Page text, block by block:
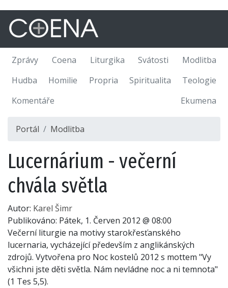
Zprávy Coena Liturgika Svátosti
Modlitba
Hudba
Homilie Propria Spiritualita
Teologie
Komentáře
Ekumena
Portál Modlitba
Lucernárium - večerní
chvála světla
Autor: Karel Šimr
Publikováno: Pátek, 1. Červen 2012 @ 08:00
Večerní liturgie na motivy starokřesťanského
lucernaria, vycházející především z anglikánských
zdrojů. Vytvořena pro Noc kostelů 2012 s mottem "Vy
všichni jste děti světla. Nám nevládne noc a ni temnota"
(1 Tes 5,5).